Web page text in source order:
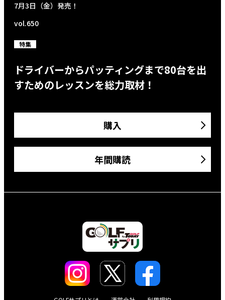
7月3日（金）発売！
vol.650
特集
ドライバーからパッティングまで80台を出
すためのレッスンを総力取材！
購入
年間購読